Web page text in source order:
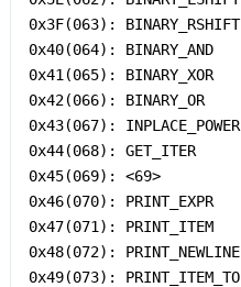
0x3F(063): BINARY_RSHIFT
0x40(064): BINARY_AND
0x41(065): BINARY_XOR
0x42(066): BINARY_OR
0x43(067): INPLACE_POWER
0x44(068): GET_ITER
0x45(069): <69>
0x46(070): PRINT_EXPR
0x47(071): PRINT_ITEM
0x48(072): PRINT_NEWLINE
0x49(073): PRINT_ITEM_TO